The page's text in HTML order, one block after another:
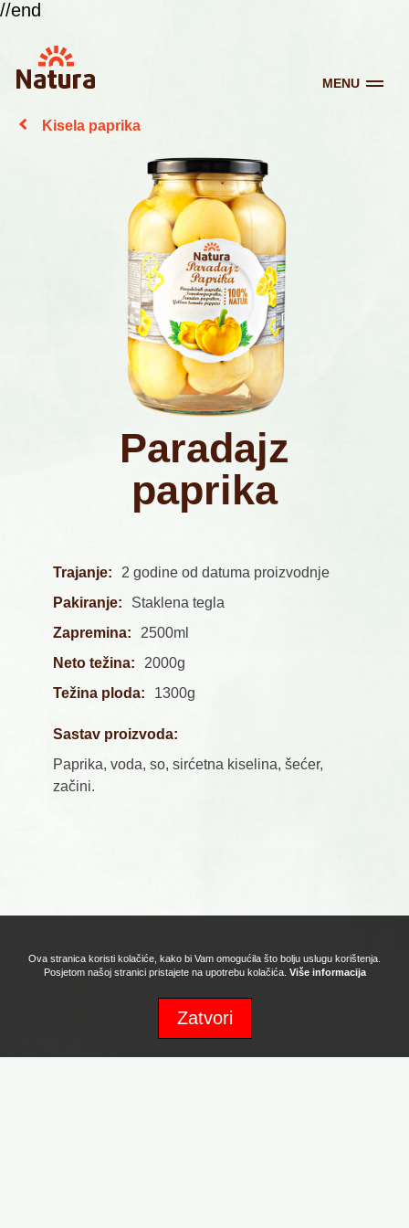
//end
Ova stranica koristi kolačiće, kako bi Vam omogućila što bolju uslugu korištenja.
Posjetom našoj stranici pristajete na upotrebu kolačića. Više informacija
Zatvori
MENU
Kisela paprika
Paradajz
paprika
Trajanje:
2 godine od datuma proizvodnje
Pakiranje:
Staklena tegla
Zapremina:
2500ml
Neto težina:
2000g
Težina ploda:
1300g
Sastav proizvoda:
Paprika, voda, so, sirćetna kiselina, šećer,
začini.